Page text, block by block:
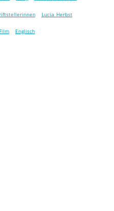
Lucia Herbst
Film Englisch